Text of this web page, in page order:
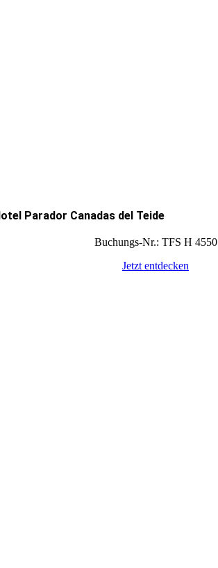
Parador Canadas del Teide
Buchungs-Nr.: TFS H 4550
Jetzt entdecken